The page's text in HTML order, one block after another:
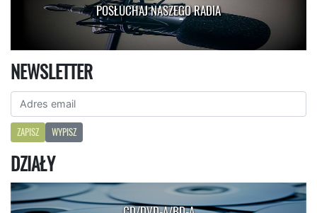
POSŁUCHAJ NASZEGO RADIA
NEWSLETTER
ZAPISZ WYPISZ
DZIAŁY